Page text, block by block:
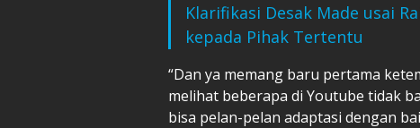
Klarifikasi Desak Made usai
kepada Pihak Tertentu
“Dan ya memang baru pertama
melihat beberapa di Youtube tidak
bisa pelan-pelan adaptasi dengan